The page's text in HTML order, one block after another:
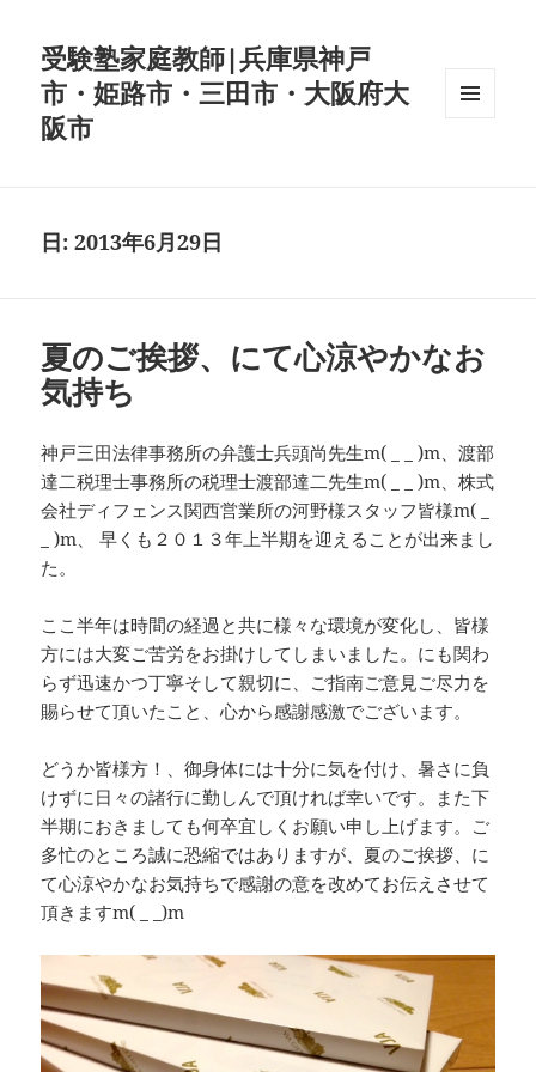
受験塾家庭教師|兵庫県神戸
市・姫路市・三田市・大阪府大
阪市
日:2013年6月29日
夏のご挨拶、にて心涼やかなお
気持ち
神戸三田法律事務所の弁護士兵頭尚先生m( _ _ )m、渡部
達二税理士事務所の税理士渡部達二先生m( _ _ )m、株式
会社ディフェンス関西営業所の河野様スタッフ皆様m( _
_ )m、 早くも２０１３年上半期を迎えることが出来まし
た。
ここ半年は時間の経過と共に様々な環境が変化し、皆様
方には大変ご苦労をお掛けしてしまいました。にも関わ
らず迅速かつ丁寧そして親切に、ご指南ご意見ご尽力を
賜らせて頂いたこと、心から感謝感激でございます。
どうか皆様方！、御身体には十分に気を付け、暑さに負
けずに日々の諸行に勤しんで頂ければ幸いです。また下
半期におきましても何卒宜しくお願い申し上げます。ご
多忙のところ誠に恐縮ではありますが、夏のご挨拶、に
て心涼やかなお気持ちで感謝の意を改めてお伝えさせて
頂きますm( _ _)m